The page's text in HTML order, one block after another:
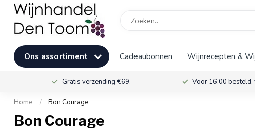
Ons assortiment Cadeaubonnen Wijnrecepten &
Gratis verzending €69,- Voor 16:00 besteld,
Home / Bon Courage
Bon Courage